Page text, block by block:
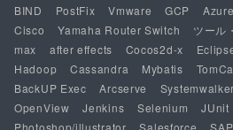
BIND
PostFix Vmware GCP Azure
Cisco
Yamaha Router Switch ツール
max
after effects Cocos2d-x
Hadoop
Cassandra Mybatis
BackUP Exec
Arcserve Systemwalker
OpenView
Jenkins Selenium JUnit